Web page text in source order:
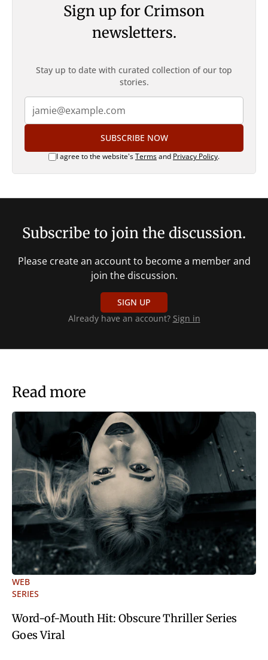
Sign up for Crimson
newsletters.
Stay up to date with curated collection of our top
stories.
SUBSCRIBE NOW
I agree to the website'sTermsand Privacy Policy.
Subscribe to join the discussion.
Please create an account to become a member and
join the discussion.
SIGN UP
Already have an account? Sign in
Read more
WEB
SERIES
Word-of-Mouth Hit: Obscure Thriller Series
Goes Viral